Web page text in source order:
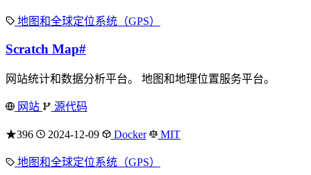
地图和全球定位系统（GPS）
Scratch Map#
网站统计和数据分析平台。 地图和地理位置服务平台。
网站 源代码
★396 2024-12-09 Docker MIT
地图和全球定位系统（GPS）